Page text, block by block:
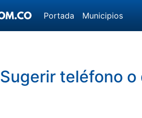
Portada Municipios
Sugerir teléfono o